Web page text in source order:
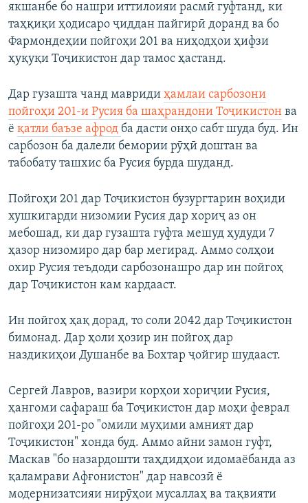
якшанбе бо нашри иттилоияи расмӣ гуфтанд, ки
таҳқиқи ҳодисаро ҷиддан пайгирӣ доранд ва бо
Фармондеҳии пойгоҳи 201 ва ниҳодҳои ҳифзи
ҳуқуқи Тоҷикистон дар тамос ҳастанд.
Дар гузашта чанд мавриди ҳамлаи сарбозони
пойгоҳи 201-и Русия ба шаҳрандони Тоҷикистон ва
ё қатли баъзе афрод ба дасти онҳо сабт шуда буд. Ин
сарбозон ба далели бемории рӯҳӣ доштан ва
табобату ташхис ба Русия бурда шуданд.
Пойгоҳи 201 дар Тоҷикистон бузургтарин воҳиди
хушкигарди низомии Русия дар хориҷ аз он
мебошад, ки дар гузашта гуфта мешуд ҳудуди 7
ҳазор низомиро дар бар мегирад. Аммо солҳои
охир Русия теъдоди сарбозонашро дар ин пойгоҳ
дар Тоҷикистон кам кардааст.
Ин пойгоҳ ҳақ дорад, то соли 2042 дар Тоҷикистон
бимонад. Дар ҳоли ҳозир ин пойгоҳ дар
наздикиҳои Душанбе ва Бохтар ҷойгир шудааст.
Сергей Лавров, вазири корҳои хориҷии Русия,
ҳангоми сафараш ба Тоҷикистон дар моҳи феврал
пойгоҳи 201-ро "омили муҳими амният дар
Тоҷикистон" хонда буд. Аммо айни замон гуфт,
Маскав "бо назардошти таҳдидҳои идомаёбанда аз
қаламрави Афғонистон" дар навсозӣ ё
модернизатсияи нирӯҳои мусаллаҳ ва тақвияти